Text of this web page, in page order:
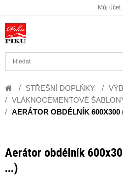
Můj účet
STŘEŠNÍ DOPLŇKY
VLÁKNOCEMENTOVÉ
AERÁTOR OBDÉLNÍK 600X300
Aerátor obdélník
...)